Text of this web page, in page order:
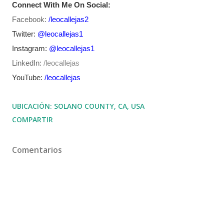
Connect With Me On Social:
Facebook: /leocallejas2
Twitter: @leocallejas1
Instagram: @leocallejas1
LinkedIn: /leocallejas
YouTube: /leocallejas
UBICACIÓN: SOLANO COUNTY, CA, USA
COMPARTIR
Comentarios